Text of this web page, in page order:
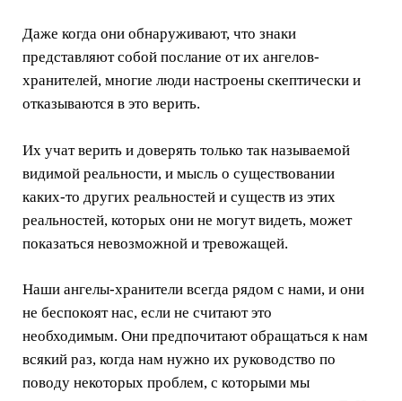
Даже когда они обнаруживают, что знаки
представляют собой послание от их ангелов-
хранителей, многие люди настроены скептически и
отказываются в это верить.
Их учат верить и доверять только так называемой
видимой реальности, и мысль о существовании
каких-то других реальностей и существ из этих
реальностей, которых они не могут видеть, может
показаться невозможной и тревожащей.
Наши ангелы-хранители всегда рядом с нами, и они
не беспокоят нас, если не считают это
необходимым. Они предпочитают обращаться к нам
всякий раз, когда нам нужно их руководство по
поводу некоторых проблем, с которыми мы